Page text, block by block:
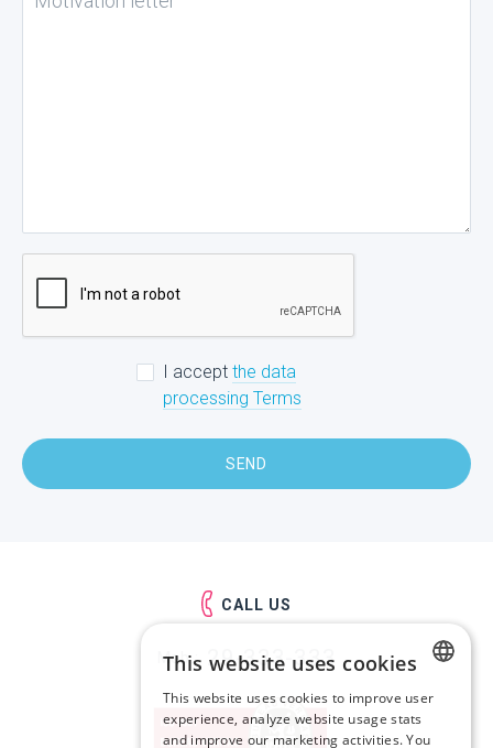
I accept the data
processing Terms
SEND
CALL US
Mob.: 29-333-333
This website uses cookies
This website uses cookies to improve user
experience, analyze website usage stats
and improve our marketing activities. You